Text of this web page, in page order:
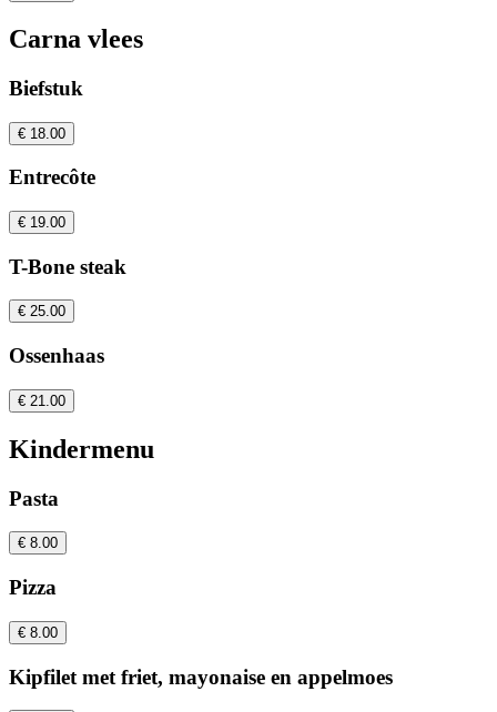
Carna vlees
Biefstuk
€ 18.00
Entrecôte
€ 19.00
T-Bone steak
€ 25.00
Ossenhaas
€ 21.00
Kindermenu
Pasta
€ 8.00
Pizza
€ 8.00
Kipfilet met friet, mayonaise en appelmoes